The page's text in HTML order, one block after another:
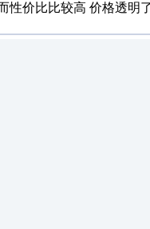
性价比比较高 价格透明